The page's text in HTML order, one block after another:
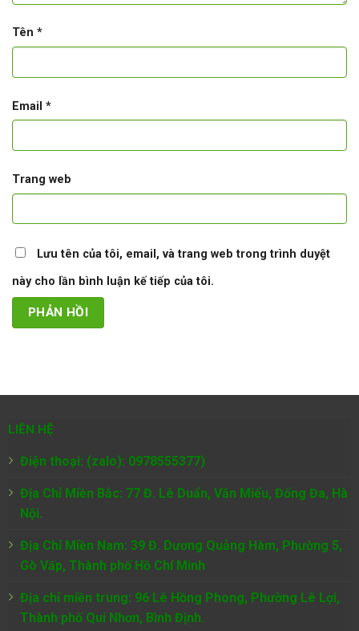
Tên *
Email *
Trang web
Lưu tên của tôi, email, và trang web trong trình duyệt
này cho lần bình luận kế tiếp của tôi.
LIÊN HỆ
Điện thoại: (zalo): 0978555377)
Địa Chỉ Miền Bắc: 77 Đ. Lê Duẩn, Văn Miếu, Đống Đa, Hà
Nội.
Địa Chỉ Miền Nam: 39 Đ. Dương Quảng Hàm, Phường 5,
Gò Vấp, Thành phố Hồ Chí Minh
Địa chỉ miền trung: 96 Lê Hồng Phong, Phường Lê Lợi,
Thành phố Qui Nhơn, Bình Định.